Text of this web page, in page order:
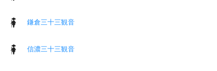
鎌倉三十三観音
信濃三十三観音